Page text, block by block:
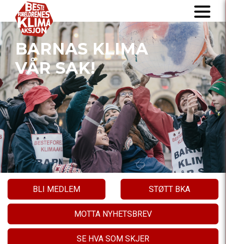
BARNAS KLIMA
VÅR SAK!
BLI MEDLEM STØTT BKA
MOTTA NYHETSBREV
SE HVA SOM SKJER